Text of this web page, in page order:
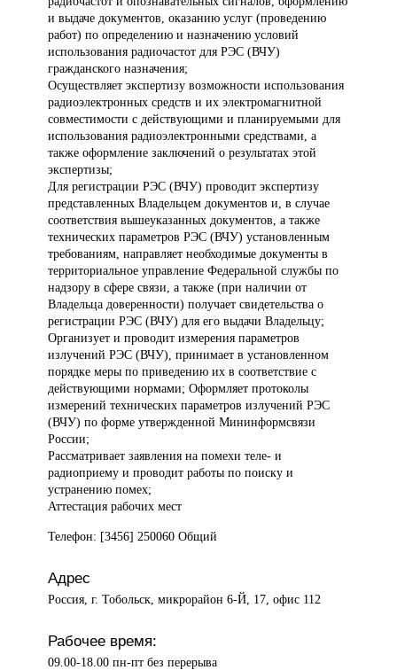
и выдаче документов, оказанию услуг (проведению
работ) по определению и назначению условий
использования радиочастот для РЭС (ВЧУ)
гражданского назначения;
Осуществляет экспертизу возможности использования
радиоэлектронных средств и их электромагнитной
совместимости с действующими и планируемыми для
использования радиоэлектронными средствами, а
также оформление заключений о результатах этой
экспертизы;
Для регистрации РЭС (ВЧУ) проводит экспертизу
представленных Владельцем документов и, в случае
соответствия вышеуказанных документов, а также
технических параметров РЭС (ВЧУ) установленным
требованиям, направляет необходимые документы в
территориальное управление Федеральной службы по
надзору в сфере связи, а также (при наличии от
Владельца доверенности) получает свидетельства о
регистрации РЭС (ВЧУ) для его выдачи Владельцу;
Организует и проводит измерения параметров
излучений РЭС (ВЧУ), принимает в установленном
порядке меры по приведению их в соответствие с
действующими нормами; Оформляет протоколы
измерений технических параметров излучений РЭС
(ВЧУ) по форме утвержденной Мининформсвязи
России;
Рассматривает заявления на помехи теле- и
радиоприему и проводит работы по поиску и
устранению помех;
Аттестация рабочих мест
Телефон: [3456] 250060 Общий
Адрес
Россия, г. Тобольск, микрорайон 6-Й, 17, офис 112
Рабочее время:
09.00-18.00 пн-пт без перерыва